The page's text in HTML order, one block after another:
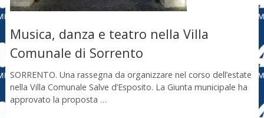
Musica, danza e teatro nella Villa
Comunale di Sorrento
SORRENTO. Una rassegna da organizzare nel corso dell’estate
nella Villa Comunale Salve d’Esposito. La Giunta municipale ha
approvato la proposta …